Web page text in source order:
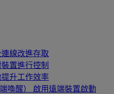
線改進存取
置進行控制
提升工作效率
喚醒）
啟用遠端裝置啟動